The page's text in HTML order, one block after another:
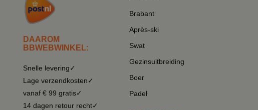
DAAROM
BBWEBWINKEL:
Snelle levering✓
Lage verzendkosten✓
vanaf € 99 gratis✓
14 dagen retour recht✓
Brabant
Après-ski
Swat
Gezinsuitbreiding
Boer
Padel